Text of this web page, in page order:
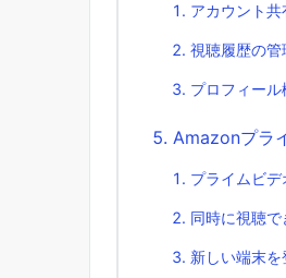
アカウント
視聴履歴の管
プロフィー
Amazonプラ
プライムビ
同時に視聴で
新しい端末